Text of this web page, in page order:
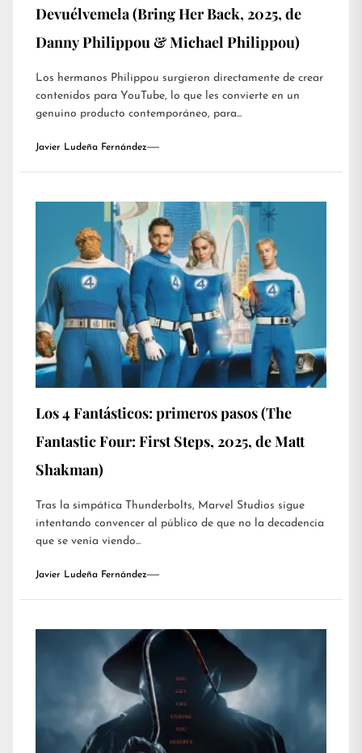
Devuélvemela (Bring Her Back, 2025, de
Danny Philippou & Michael Philippou)
Los hermanos Philippou surgieron directamente de crear
contenidos para YouTube, lo que les convierte en un
genuino producto contemporáneo, para...
Javier Ludeña Fernández
Los 4 Fantásticos: primeros pasos (The
Fantastic Four: First Steps, 2025, de Matt
Shakman)
Tras la simpática Thunderbolts, Marvel Studios sigue
intentando convencer al público de que no la decadencia
que se venía viendo...
Javier Ludeña Fernández